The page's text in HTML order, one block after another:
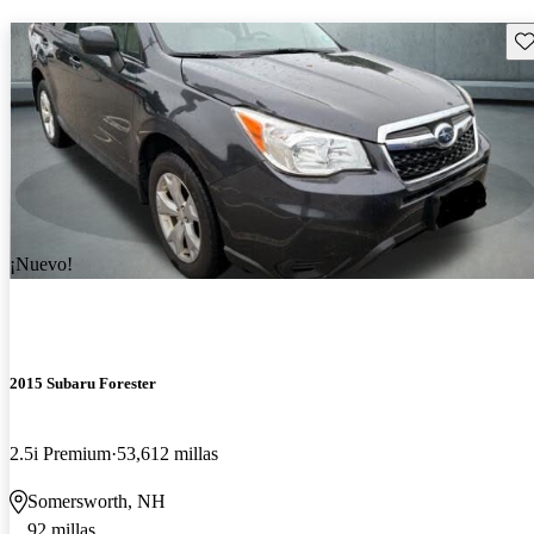
¡Nuevo!
2015 Subaru Forester
2.5i Premium 53,612 millas
Somersworth, NH